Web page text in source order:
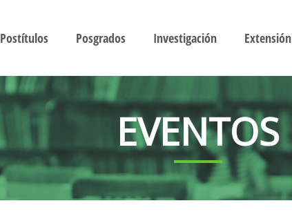
Postítulos Posgrados Investigación Extensión
EVENTOS